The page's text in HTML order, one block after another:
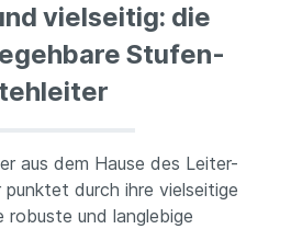
vielseitig: die
Stufen-
aus dem Hause des Leiter-
punktet durch ihre vielseitige
robuste und langlebige